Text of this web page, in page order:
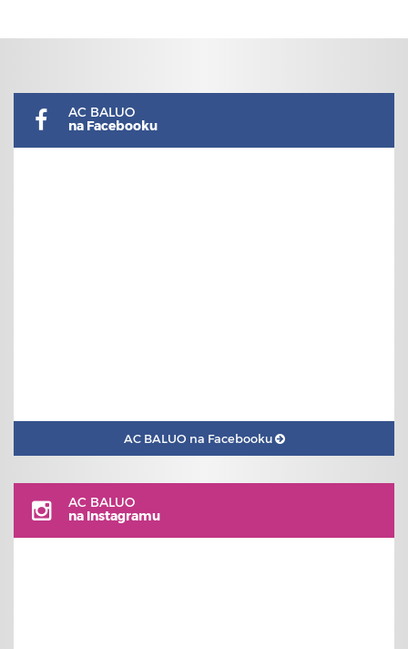
AC BALUO
na Facebooku
AC BALUO na Facebooku
AC BALUO
na Instagramu